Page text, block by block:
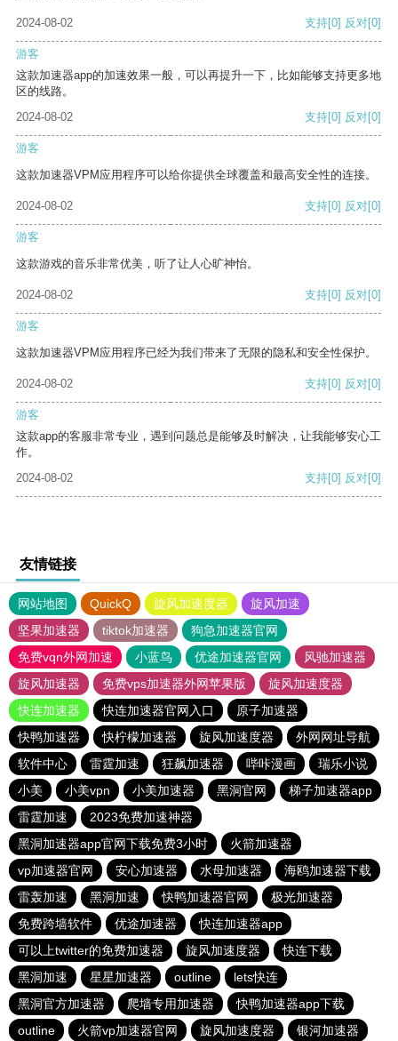
2024-08-02 支持[0] 反对[0]
游客
这款加速器app的加速效果一般，可以再提升一下，比如能够支持更多地
区的线路。
2024-08-02
支持[0] 反对[0]
游客
这款加速器VPM应用程序可以给你提供全球覆盖和最高安全性的连接。
2024-08-02 支持[0] 反对[0]
游客
这款游戏的音乐非常优美，听了让人心旷神怡。
2024-08-02 支持[0] 反对[0]
游客
这款加速器VPM应用程序已经为我们带来了无限的隐私和安全性保护。
2024-08-02 支持[0] 反对[0]
游客
这款app的客服非常专业，遇到问题总是能够及时解决，让我能够安心工
作。
2024-08-02
支持[0] 反对[0]
友情链接
网站地图 QuickQ 旋风加速度器
旋风加速
坚果加速器
tiktok加速器
狗急加速器官网
免费vqn外网加速
小蓝鸟 优途加速器官网
风驰加速器
旋风加速器
免费vps加速器外网苹果版
旋风加速度器
快连加速器
快连加速器官网入口
原子加速器
快鸭加速器
快柠檬加速器 旋风加速度器
外网网址导航
软件中心
雷霆加速 狂飙加速器 哔咔漫画
瑞乐小说
小美
小美vpn 小美加速器 黑洞官网
梯子加速器app
雷霆加速
2023免费加速神器
黑洞加速器app官网下载免费3小时
火箭加速器
vp加速器官网
安心加速器 水母加速器
海鸥加速器下载
雷轰加速
黑洞加速 快鸭加速器官网
极光加速器
免费跨墙软件
优途加速器
快连加速器app
可以上twitter的免费加速器
旋风加速度器
快连下载
黑洞加速
星星加速器 outline
lets快连
黑洞官方加速器
爬墙专用加速器
快鸭加速器app下载
outline
火箭vp加速器官网 旋风加速度器 银河加速器